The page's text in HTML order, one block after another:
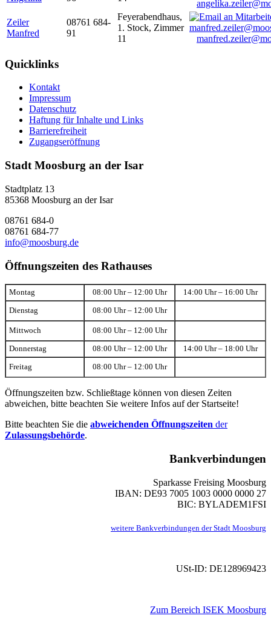
Zeiler
Manfred
08761 684-
91
Feyerabendhaus,
1. Stock, Zimmer
11
Quicklinks
Kontakt
Impressum
Datenschutz
Haftung für Inhalte und Links
Barrierefreiheit
Zugangseröffnung
Stadt Moosburg an der Isar
Stadtplatz 13
85368 Moosburg an der Isar
08761 684-0
08761 684-77
info@moosburg.de
Öffnungszeiten des Rathauses
Montag 08:00 Uhr – 12:00 Uhr 14:00 Uhr – 16:00 Uhr
Dienstag 08:00 Uhr – 12:00 Uhr
Mittwoch 08:00 Uhr – 12:00 Uhr
Donnerstag 08:00 Uhr – 12:00 Uhr 14:00 Uhr – 18:00 Uhr
Freitag 08:00 Uhr – 12:00 Uhr
Öffnungszeiten bzw. Schließtage können von diesen Zeiten
abweichen, bitte beachten Sie weitere Infos auf der Startseite!
Bitte beachten Sie die abweichenden Öffnungszeiten der
Zulassungsbehörde.
Bankverbindungen
Sparkasse Freising Moosburg
IBAN: DE93 7005 1003 0000 0000 27
BIC: BYLADEM1FSI
weitere Bankverbindungen der Stadt Moosburg
USt-ID: DE128969423
Zum Bereich ISEK Moosburg